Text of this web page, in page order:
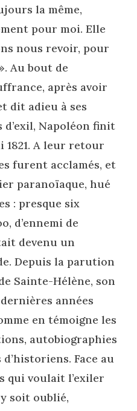
la même,
pour moi. Elle
nous revoir, pour
Au bout de
après avoir
dit adieu à ses
Napoléon finit
1821. A leur retour
furent acclamés, et
paranoïaque, hué
: presque six
d’ennemi de
devenu un
Depuis la parution
Sainte-Hélène, son
années
en témoigne les
autobiographies
Face au
qui voulait l’exiler
soit oublié,